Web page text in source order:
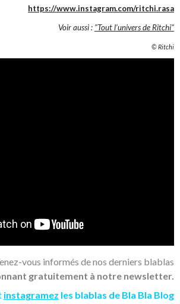
https://www.instagram.com/ritchi.rasa
Voir aussi : "Tout l’univers de Ritchi"
© Ritchi
vous informés de nos derniers blablas
gratuitement à notre newsletter.
instagramez les blablas de Bla Bla Blog